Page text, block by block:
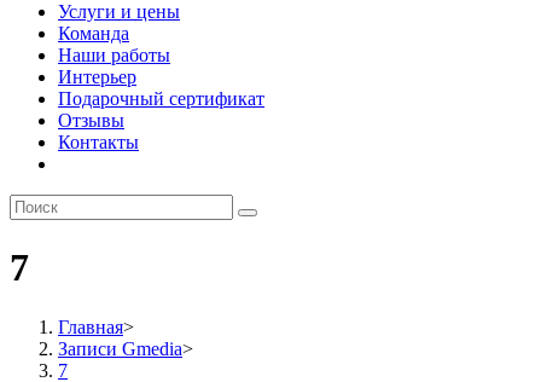
Услуги и цены
Команда
Наши работы
Интерьер
Подарочный сертификат
Отзывы
Контакты
7
Главная>
Записи Gmedia>
7